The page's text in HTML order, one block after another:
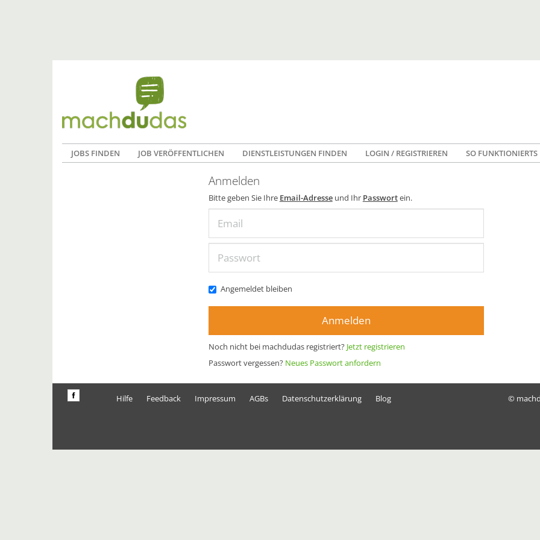
JOBS FINDEN JOB VERÖFFENTLICHEN DIENSTLEISTUNGEN FINDEN LOGIN / REGISTRIEREN SO FUNKTIONIERTS
Anmelden
Bitte geben Sie Ihre Email-Adresseund Ihr Passwortein.
Angemeldet bleiben
Anmelden
Noch nicht bei machdudas registriert? Jetzt registrieren
Passwort vergessen? Neues Passwort anfordern
Hilfe Feedback Impressum AGBs Datenschutzerklärung Blog ©